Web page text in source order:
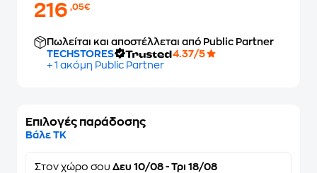
216,05€
Πωλείται και αποστέλλεται από Public Partner
TECHSTORES
4.37/5
+ 1 ακόμη Public Partner
Επιλογές παράδοσης
Βάλε ΤΚ
Στον χώρο σου Δευ 10/08 - Τρι 18/08